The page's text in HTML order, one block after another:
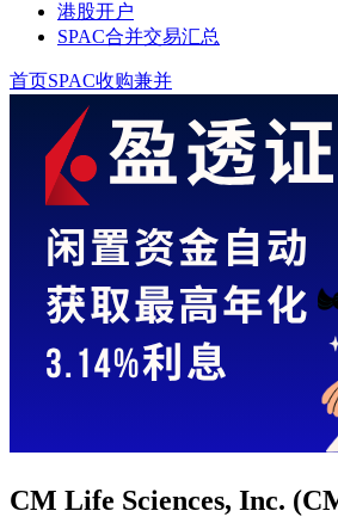
港股开户
SPAC合并交易汇总
首页SPAC收购兼并
CM Life Sciences, Inc.